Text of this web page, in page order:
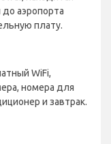
аэропорта
плату.
WiFi,
номера для
и завтрак.